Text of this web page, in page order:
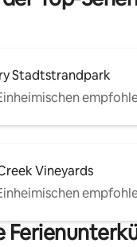
Stadtstrandpark
Vineyards